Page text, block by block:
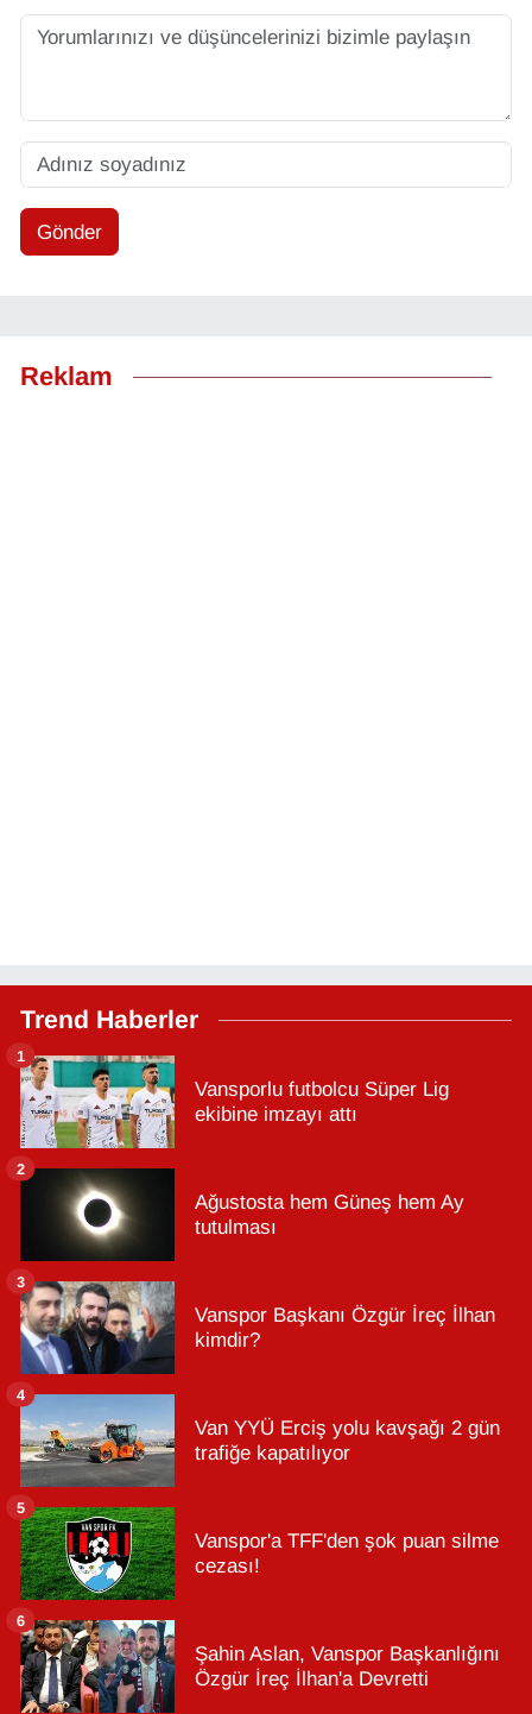
Gönder
Reklam
Trend Haberler
Vansporlu futbolcu Süper Lig
ekibine imzayı attı
1
Ağustosta hem Güneş hem Ay
tutulması
2
Vanspor Başkanı Özgür İreç İlhan
kimdir?
3
Van YYÜ Erciş yolu kavşağı 2 gün
trafiğe kapatılıyor
4
Vanspor'a TFF'den şok puan silme
cezası!
5
Şahin Aslan, Vanspor Başkanlığını
Özgür İreç İlhan'a Devretti
6